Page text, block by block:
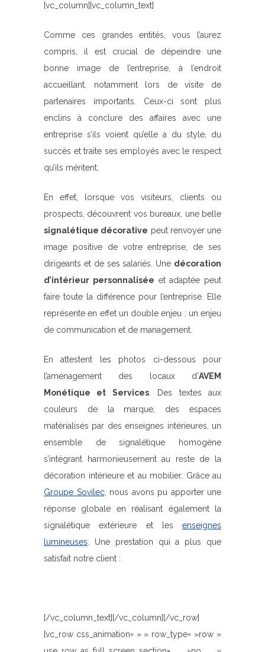
[vc_column][vc_column_text]
Comme ces grandes entités, vous l’aurez
compris, il est crucial de dépeindre une
bonne image de l’entreprise, à l’endroit
accueillant, notamment lors de visite de
partenaires importants. Ceux-ci sont plus
enclins à conclure des affaires avec une
entreprise s’ils voient qu’elle a du style, du
succès et traite ses employés avec le respect
qu’ils méritent.
En effet, lorsque vos visiteurs, clients ou
prospects, découvrent vos bureaux, une belle
signalétique décorative peut renvoyer une
image positive de votre entreprise, de ses
dirigeants et de ses salariés. Une décoration
d’intérieur personnalisée et adaptée peut
faire toute la différence pour l’entreprise. Elle
représente en effet un double enjeu : un enjeu
de communication et de management.
En attestent les photos ci-dessous pour
l’aménagement des locaux d’AVEM
Monétique et Services. Des textes aux
couleurs de la marque, des espaces
matérialisés par des enseignes intérieures, un
ensemble de signalétique homogène
s’intégrant harmonieusement au reste de la
décoration intérieure et au mobilier. Grâce au
Groupe Sovilec, nous avons pu apporter une
réponse globale en réalisant également la
signalétique extérieure et les enseignes
lumineuses. Une prestation qui a plus que
satisfait notre client :
[/vc_column_text][/vc_column][/vc_row]
[vc_row css_animation= » » row_type= »row »